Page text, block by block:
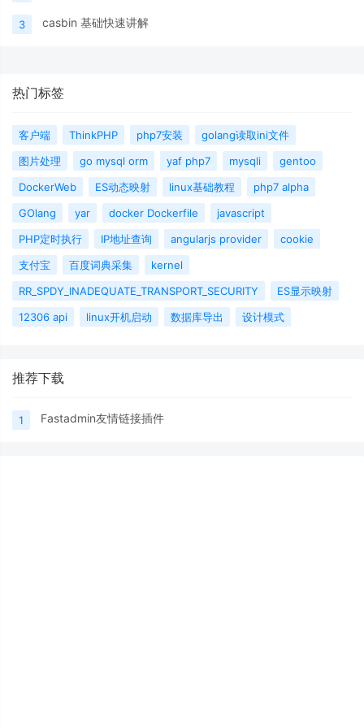
3 casbin 基础快速讲解
热门标签
客户端 ThinkPHP php7安装
golang读取ini文件
图片处理
go mysql orm yaf php7 mysqli
gentoo
DockerWeb
ES动态映射 linux基础教程
php7 alpha
GOlang
yar docker Dockerfile
javascript
PHP定时执行
IP地址查询 angularjs provider
cookie
支付宝
百度词典采集
kernel
RR_SPDY_INADEQUATE_TRANSPORT_SECURITY
ES显示映射
12306 api
linux开机启动 数据库导出 设计模式
推荐下载
1 Fastadmin友情链接插件